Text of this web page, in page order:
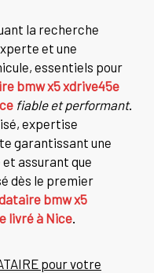
la recherche
et une
essentiels pour
bmw x5 xdrive45e
fiable et performant.
expertise
garantissant une
assurant que
dès le premier
bmw x5
livré à Nice.
pour votre